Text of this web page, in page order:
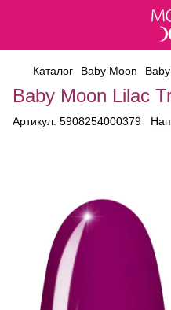
Каталог Baby Moon
Baby Moon Lilac
Артикул: 5908254000379